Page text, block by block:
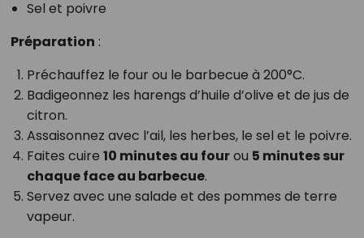
Sel et poivre
Préparation :
Préchauffez le four ou le barbecue à 200°C.
Badigeonnez les harengs d’huile d’olive et de jus de
citron.
Assaisonnez avec l’ail, les herbes, le sel et le poivre.
Faites cuire 10 minutes au fourou 5 minutes sur
chaque face au barbecue.
Servez avec une salade et des pommes de terre
vapeur.